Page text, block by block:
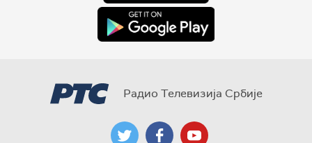
Радио Телевизија Србије